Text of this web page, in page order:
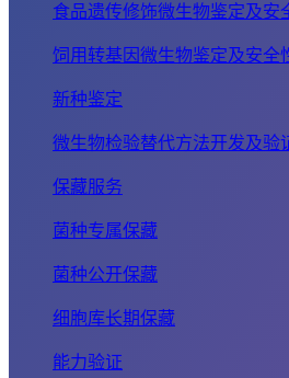
食品遗传修饰微生物鉴定及安
饲用转基因微生物鉴定及安全
新种鉴定
微生物检验替代方法开发及验
保藏服务
菌种专属保藏
菌种公开保藏
细胞库长期保藏
能力验证